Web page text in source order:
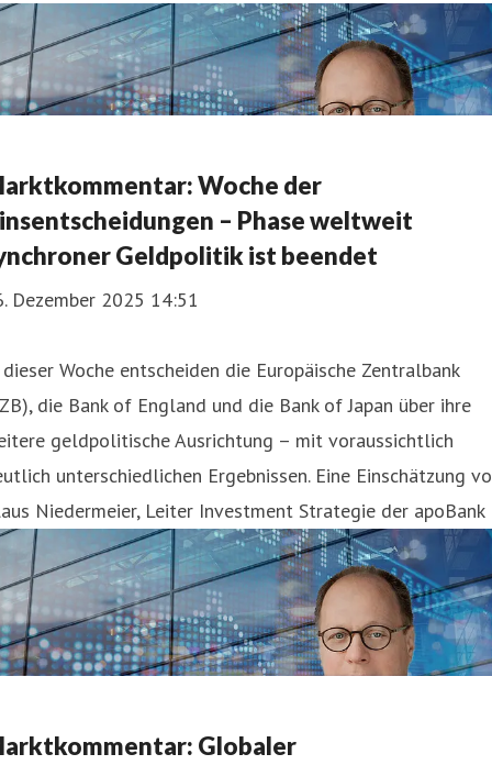
Woche der
– Phase weltweit
Geldpolitik ist beendet
Dezember 2025 14:51
Woche entscheiden die Europäische Zentralbank
die Bank of England und die Bank of Japan über ihre
geldpolitische Ausrichtung – mit voraussichtlich
unterschiedlichen Ergebnissen. Eine Einschätzung
Niedermeier, Leiter Investment Strategie der apoBank
Globaler